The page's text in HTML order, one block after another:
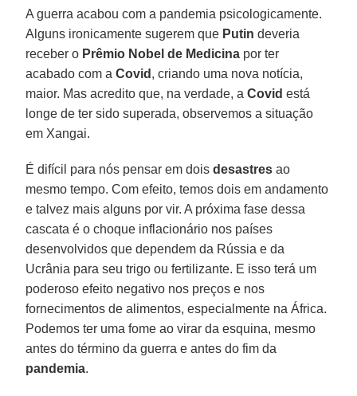
A guerra acabou com a pandemia psicologicamente.
Alguns ironicamente sugerem que Putin deveria
receber o Prêmio Nobel de Medicina por ter
acabado com aCovid , criando uma nova notícia,
maior. Mas acredito que, na verdade, aCovid está
longe de ter sido superada, observemos a situação
em Xangai.
É difícil para nós pensar em doisdesastres ao
mesmo tempo. Com efeito, temos dois em andamento
e talvez mais alguns por vir. A próxima fase dessa
cascata é o choque inflacionário nos países
desenvolvidos que dependem da Rússia e da
Ucrânia para seu trigo ou fertilizante. E isso terá um
poderoso efeito negativo nos preços e nos
fornecimentos de alimentos, especialmente na África.
Podemos ter uma fome ao virar da esquina, mesmo
antes do término da guerra e antes do fim da
pandemia.